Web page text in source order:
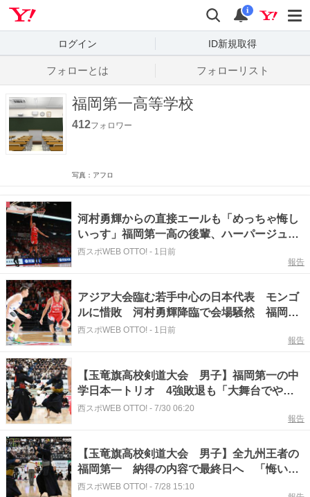
検索
通知
i
ログイン ID新規取得
フォローとは フォローリスト
福岡第一高等学校
412フォロワー
写真：アフロ
河村勇輝からの直接エールも「めっちゃ悔し
いっす」福岡第一高の後輩、ハーパージュニ
アが15得点＆好スチールで躍動【バスケ日本
西スポWEB OTTO! - 1日前
報告
アジア大会臨む若手中心の日本代表 モンゴ
ルに惜敗 河村勇輝降臨で会場騒然 福岡第
一高の後輩が躍動も【バスケ男子】
西スポWEB OTTO! - 1日前
報告
【玉竜旗高校剣道大会 男子】福岡第一の中
学日本一トリオ 4強敗退も「大舞台でやり
切った」
西スポWEB OTTO! - 7/30 06:20
報告
【玉竜旗高校剣道大会 男子】全九州王者の
福岡第一 納得の内容で最終日へ 「悔いな
く力を出し切れば…」7年ぶり優勝へ自信
西スポWEB OTTO! - 7/28 15:10